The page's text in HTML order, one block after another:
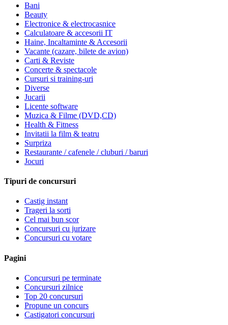
Bani
Beauty
Electronice & electrocasnice
Calculatoare & accesorii IT
Haine, Incaltaminte & Accesorii
Vacante (cazare, bilete de avion)
Carti & Reviste
Concerte & spectacole
Cursuri si training-uri
Diverse
Jucarii
Licente software
Muzica & Filme (DVD,CD)
Health & Fitness
Invitatii la film & teatru
Surpriza
Restaurante / cafenele / cluburi / baruri
Jocuri
Tipuri de concursuri
Castig instant
Trageri la sorti
Cel mai bun scor
Concursuri cu jurizare
Concursuri cu votare
Pagini
Concursuri pe terminate
Concursuri zilnice
Top 20 concursuri
Propune un concurs
Castigatori concursuri